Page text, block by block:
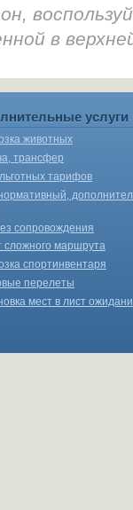
в
услуги
животных
трансфер
тарифов
сопровождения
сложного маршрута
спортинвентаря
перелеты
мест в лист